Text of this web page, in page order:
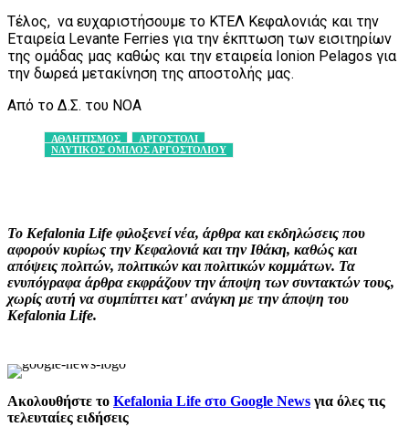
Τέλος, να ευχαριστήσουμε το ΚΤΕΛ Κεφαλονιάς και την
Εταιρεία Levante Ferries για την έκπτωση των εισιτηρίων
της ομάδας μας καθώς και την εταιρεία Ionion Pelagos για
την δωρεά μετακίνηση της αποστολής μας.
Από το Δ.Σ. του ΝΟΑ
ΑΘΛΗΤΙΣΜΟΣ
ΑΡΓΟΣΤΟΛΙ
ΝΑΥΤΙΚΟΣ ΟΜΙΛΟΣ ΑΡΓΟΣΤΟΛΙΟΥ
Το Kefalonia Life φιλοξενεί νέα, άρθρα και εκδηλώσεις που
αφορούν κυρίως την Κεφαλονιά και την Ιθάκη, καθώς και
απόψεις πολιτών, πολιτικών και πολιτικών κομμάτων. Τα
ενυπόγραφα άρθρα εκφράζουν την άποψη των συντακτών τους,
χωρίς αυτή να συμπίπτει κατ' ανάγκη με την άποψη του
Kefalonia Life.
Ακολουθήστε το Kefalonia Life στο Google News για όλες τις
τελευταίες ειδήσεις